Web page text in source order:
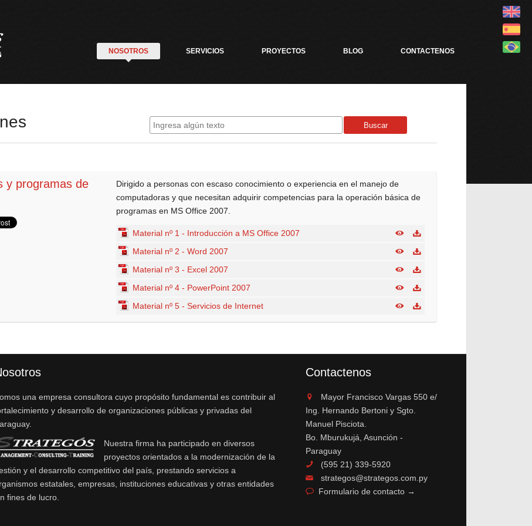
NOSOTROS SERVICIOS PROYECTOS BLOG CONTACTENOS
Buscar
y programas de
Dirigido a personas con escaso conocimiento o experiencia en el manejo de
computadoras y que necesitan adquirir competencias para la operación básica de
programas en MS Office 2007.
Material nº 1 - Introducción a MS Office 2007
Material nº 2 - Word 2007
Material nº 3 - Excel 2007
Material nº 4 - PowerPoint 2007
Material nº 5 - Servicios de Internet
una empresa consultora cuyo propósito fundamental es contribuir al
y desarrollo de organizaciones públicas y privadas del
Nuestra firma ha participado en diversos
proyectos orientados a la modernización de la
y el desarrollo competitivo del país, prestando servicios a
estatales, empresas, instituciones educativas y otras entidades
fines de lucro.
Contactenos
Mayor Francisco Vargas 550 e/
Ing. Hernando Bertoni y Sgto.
Manuel Pisciota.
Bo. Mburukujá, Asunción -
Paraguay
(595 21) 339-5920
strategos@strategos.com.py
Formulario de contacto →